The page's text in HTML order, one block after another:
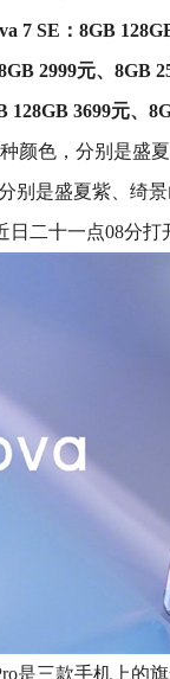
7 SE：8GB
2999元、8GB
128GB 3699元、
颜色，分别是盛
别是盛夏紫、绮
日二十一点08分打
是三款手机上的